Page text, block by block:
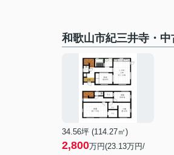
和歌山市紀三井寺・
34.56坪 (114.27㎡)
2,800万円(23.13万円/